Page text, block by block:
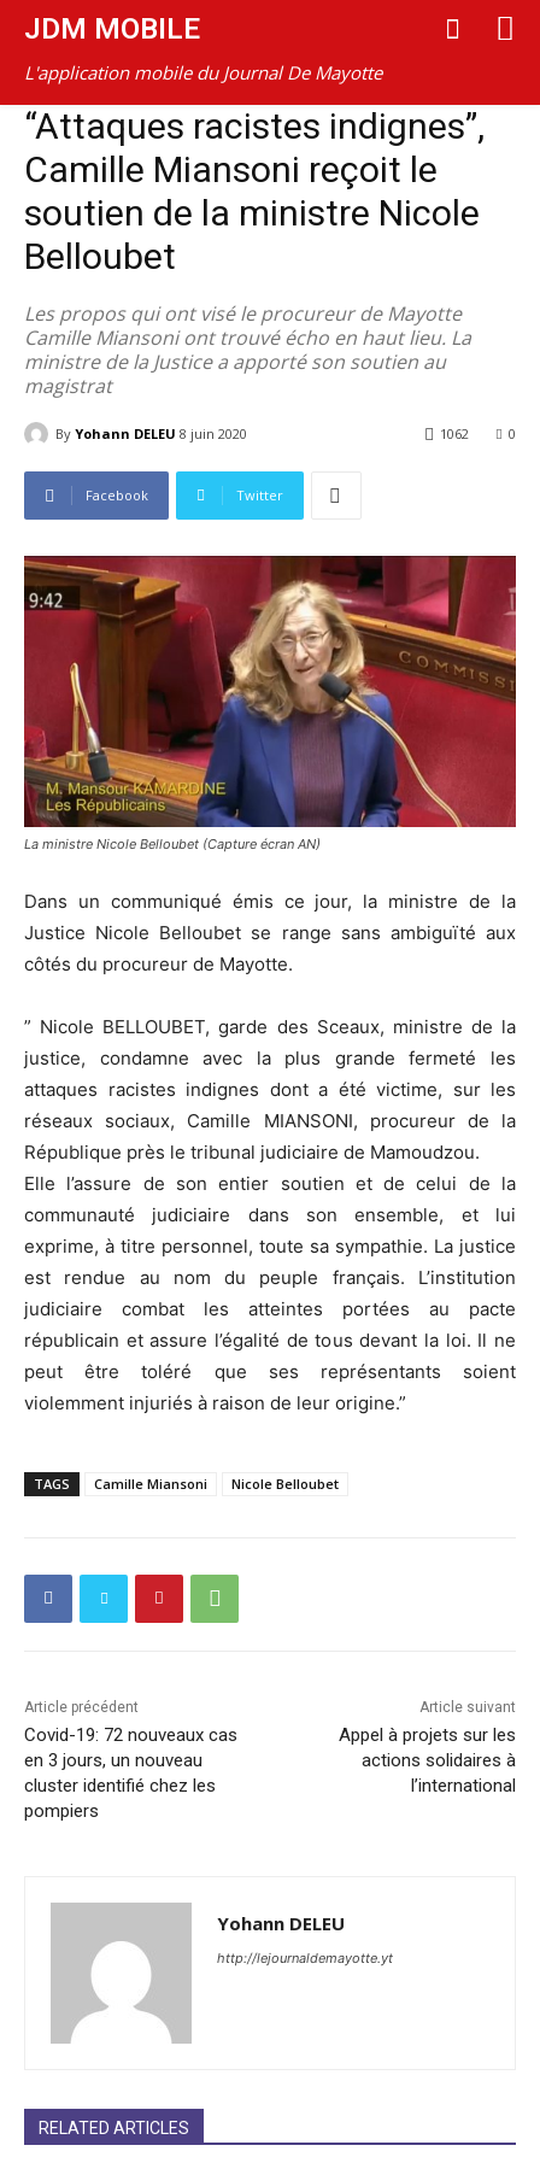
JDM MOBILE
L'application mobile du Journal De Mayotte
“Attaques racistes indignes”,
Camille Miansoni reçoit le
soutien de la ministre Nicole
Belloubet
Les propos qui ont visé le procureur de Mayotte
Camille Miansoni ont trouvé écho en haut lieu. La
ministre de la Justice a apporté son soutien au
magistrat
By Yohann DELEU 8 juin 2020 0
1062
Facebook Twitter
La ministre Nicole Belloubet (Capture écran AN)
Dans un communiqué émis ce jour, la ministre de la
Justice Nicole Belloubet se range sans ambiguïté aux
côtés du procureur de Mayotte.
” Nicole BELLOUBET, garde des Sceaux, ministre de la
justice, condamne avec la plus grande fermeté les
attaques racistes indignes dont a été victime, sur les
réseaux sociaux, Camille MIANSONI, procureur de la
République près le tribunal judiciaire de Mamoudzou.
Elle l’assure de son entier soutien et de celui de la
communauté judiciaire dans son ensemble, et lui
exprime, à titre personnel, toute sa sympathie. La justice
est rendue au nom du peuple français. L’institution
judiciaire combat les atteintes portées au pacte
républicain et assure l’égalité de tous devant la loi. Il ne
peut être toléré que ses représentants soient
violemment injuriés à raison de leur origine.”
TAGS Camille Miansoni Nicole Belloubet
Article précédent
Covid-19: 72 nouveaux cas
en 3 jours, un nouveau
cluster identifié chez les
pompiers
Article suivant
Appel à projets sur les
actions solidaires à
l’international
Yohann DELEU
http://lejournaldemayotte.yt
RELATED ARTICLES